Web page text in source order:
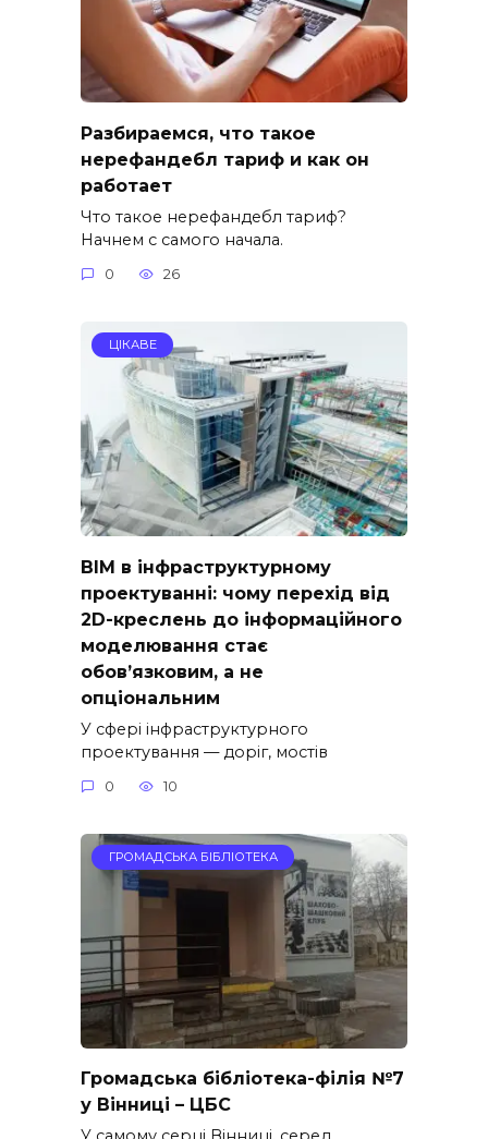
Разбираемся, что такое
нерефандебл тариф и как он
работает
Что такое нерефандебл тариф?
Начнем с самого начала.
0 26
ЦІКАВЕ
BIM в інфраструктурному
проектуванні: чому перехід від
2D-креслень до інформаційного
моделювання стає
обов’язковим, а не
опціональним
У сфері інфраструктурного
проектування — доріг, мостів
0 10
ГРОМАДСЬКА БІБЛІОТЕКА
Громадська бібліотека-філія №7
у Вінниці – ЦБС